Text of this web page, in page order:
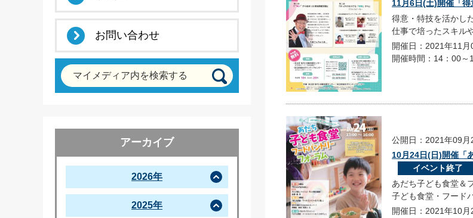
11月6日(土)開催「得
得意・特技を活かし
仕事で培ったスキル
開催日：2021年11月
開催時間：14：00～
公開日：2021年09月
10月24日(日)開催「
イベント終了
あだち子ども食堂＆
子ども食堂・フード
開催日：2021年10月
お問い合わせ
マイメディア内を検索する
アーカイブ
2026年
2025年